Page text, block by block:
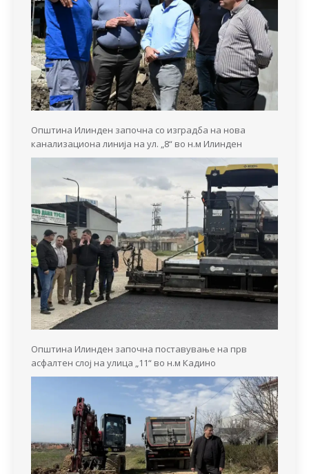
Општина Илинден започна со изградба на нова
канализациона линија на ул. „8“ во н.м Илинден
Општина Илинден започна поставување на прв
асфалтен слој на улица „11“ во н.м Кадино